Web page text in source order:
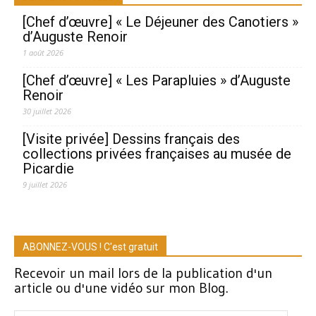
[Chef d’œuvre] « Le Déjeuner des Canotiers »
d’Auguste Renoir
1 août 2026
[Chef d’œuvre] « Les Parapluies » d’Auguste
Renoir
30 juillet 2026
[Visite privée] Dessins français des
collections privées françaises au musée de
Picardie
9 juillet 2026
ABONNEZ-VOUS ! C'est gratuit
Recevoir un mail lors de la publication d'un
article ou d'une vidéo sur mon Blog.